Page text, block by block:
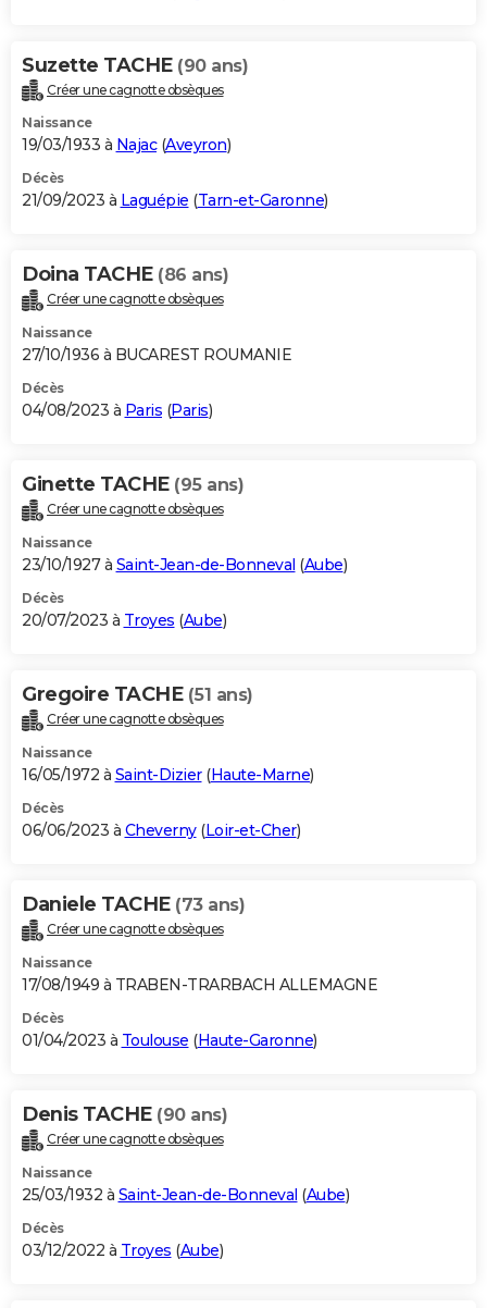
Suzette TACHE (90 ans)
Créer une cagnotte obsèques
Naissance
19/03/1933 à Najac(Aveyron)
Décès
21/09/2023 à Laguépie (Tarn-et-Garonne)
Doina TACHE (86 ans)
Créer une cagnotte obsèques
Naissance
27/10/1936 à BUCAREST ROUMANIE
Décès
04/08/2023 à Paris (Paris)
Ginette TACHE (95 ans)
Créer une cagnotte obsèques
Naissance
23/10/1927 à Saint-Jean-de-Bonneval (Aube)
Décès
20/07/2023 à Troyes (Aube)
Gregoire TACHE (51 ans)
Créer une cagnotte obsèques
Naissance
16/05/1972 à Saint-Dizier(Haute-Marne)
Décès
06/06/2023 à Cheverny(Loir-et-Cher)
Daniele TACHE (73 ans)
Créer une cagnotte obsèques
Naissance
17/08/1949 à TRABEN-TRARBACH ALLEMAGNE
Décès
01/04/2023 à Toulouse (Haute-Garonne)
Denis TACHE (90 ans)
Créer une cagnotte obsèques
Naissance
25/03/1932 à Saint-Jean-de-Bonneval (Aube)
Décès
03/12/2022 à Troyes (Aube)